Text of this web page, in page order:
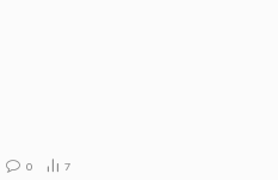
0 7